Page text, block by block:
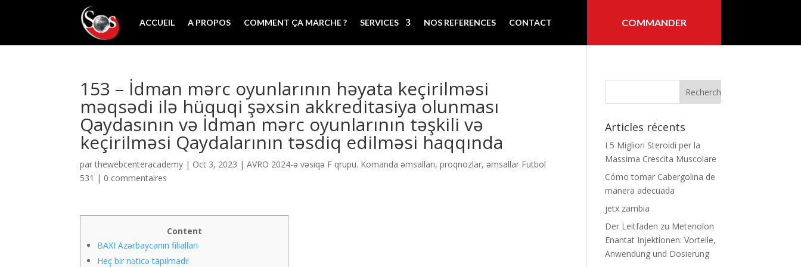
ACCUEIL A PROPOS COMMENT ÇA MARCHE ? SERVICES NOS REFERENCES CONTACT COMMANDER
153 – İdman mərc oyunlarının həyata keçirilməsi
məqsədi ilə hüquqi şəxsin akkreditasiya olunması
Qaydasının və İdman mərc oyunlarının təşkili və
keçirilməsi Qaydalarının təsdiq edilməsi haqqında
parthewebcenteracademy | Oct 3, 2023 |AVRO 2024-ə vəsiqə F qrupu. Komanda əmsalları, proqnozlar, əmsallar Futbol
531 | 0 commentaires
Content
BAXI Azərbaycanın filialları
Heç bir nəticə tapılmadı!
Articles récents
I 5 Migliori Steroidi per la
Massima Crescita Muscolare
Cómo tomar Cabergolina de
manera adecuada
jetx zambia
Der Leitfaden zu Metenolon
Enantat Injektionen: Vorteile,
Anwendung und Dosierung